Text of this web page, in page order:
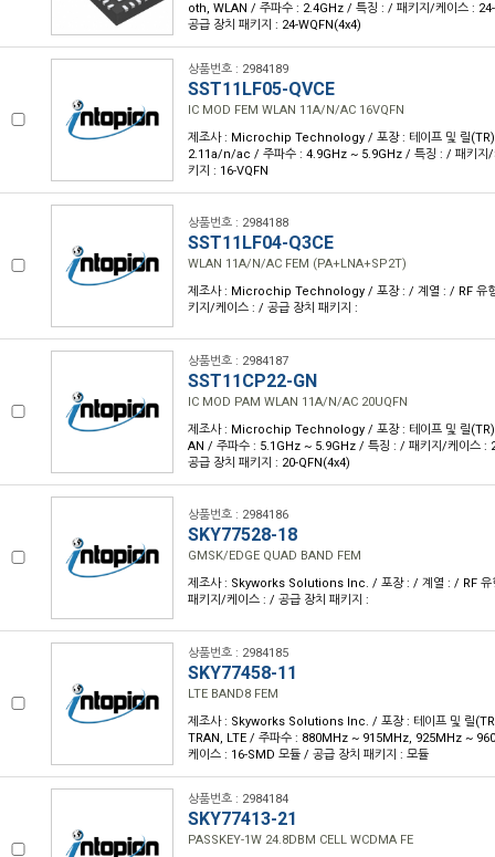
oth, WLAN / 주파수 : 2.4GHz / 특징 : / 패키지/케이스 :
공급 장치 패키지 : 24-WQFN(4x4)
상품번호 : 2984189
SST11LF05-QVCE
IC MOD FEM WLAN 11A/N/AC 16VQFN
제조사 : Microchip Technology / 포장 : 테이프 및 릴
2.11a/n/ac / 주파수 : 4.9GHz ~ 5.9GHz / 특징 : / 패키지/
키지 : 16-VQFN
상품번호 : 2984188
SST11LF04-Q3CE
WLAN 11A/N/AC FEM (PA+LNA+SP2T)
제조사 : Microchip Technology / 포장 : / 계열 : / RF 유
키지/케이스 : / 공급 장치 패키지 :
상품번호 : 2984187
SST11CP22-GN
IC MOD PAM WLAN 11A/N/AC 20UQFN
제조사 : Microchip Technology / 포장 : 테이프 및 릴
AN / 주파수 : 5.1GHz ~ 5.9GHz / 특징 : / 패키지/케이스 :
공급 장치 패키지 : 20-QFN(4x4)
상품번호 : 2984186
SKY77528-18
GMSK/EDGE QUAD BAND FEM
제조사 : Skyworks Solutions Inc. / 포장 : / 계열 : / RF 유
패키지/케이스 : / 공급 장치 패키지 :
상품번호 : 2984185
SKY77458-11
LTE BAND8 FEM
제조사 : Skyworks Solutions Inc. / 포장 : 테이프 및 릴
TRAN, LTE / 주파수 : 880MHz ~ 915MHz, 925MHz ~
케이스 : 16-SMD 모듈 / 공급 장치 패키지 : 모듈
상품번호 : 2984184
SKY77413-21
PASSKEY-1W 24.8DBM CELL WCDMA FE